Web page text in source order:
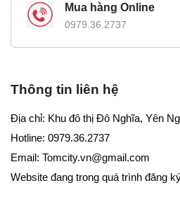
Mua hàng Online
0979.36.2737
Thông tin liên hệ
Địa chỉ: Khu đô thị Đô Nghĩa, Yên
Hotline: 0979.36.2737
Email: Tomcity.vn@gmail.com
Website đang trong quá trình đăng